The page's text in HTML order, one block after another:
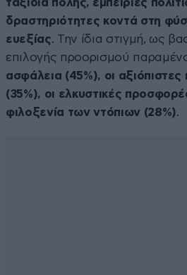
ταξίδια πόλης, εμπειρίες
δραστηριότητες κοντά στη
ευεξίας. Την ίδια στιγμή, ως
επιλογής προορισμού
ασφάλεια (45%), οι αξιόπιστες
(35%), οι ελκυστικές
φιλοξενία των ντόπιων (28%).